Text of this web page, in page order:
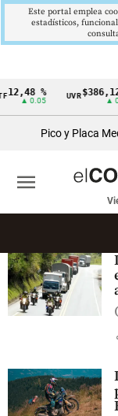
Cintillo
económicos
Colombia
12,48 %
▲ 0.05
UVR
▲
Pico y Placa
menu
Este portal emplea
estadísticos,